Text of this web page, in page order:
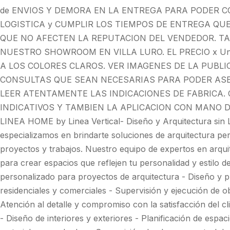
de ENVIOS Y DEMORA EN LA ENTREGA PARA PODER
LOGISTICA y CUMPLIR LOS TIEMPOS DE ENTREGA
QUE NO AFECTEN LA REPUTACION DEL VENDEDOR.
NUESTRO SHOWROOM EN VILLA LURO. EL PRECIO x
A LOS COLORES CLAROS. VER IMAGENES DE LA
CONSULTAS QUE SEAN NECESARIAS PARA PODER
LEER ATENTAMENTE LAS INDICACIONES DE FABRICA.
INDICATIVOS Y TAMBIEN LA APLICACION CON MANO
LINEA HOME by Linea Vertical- Diseño y Arquitectura sin
especializamos en brindarte soluciones de arquitectura
proyectos y trabajos. Nuestro equipo de expertos en
para crear espacios que reflejen tu personalidad y estilo
personalizado para proyectos de arquitectura - Diseño y
residenciales y comerciales - Supervisión y ejecución de
Atención al detalle y compromiso con la satisfacción del
- Diseño de interiores y exteriores - Planificación de